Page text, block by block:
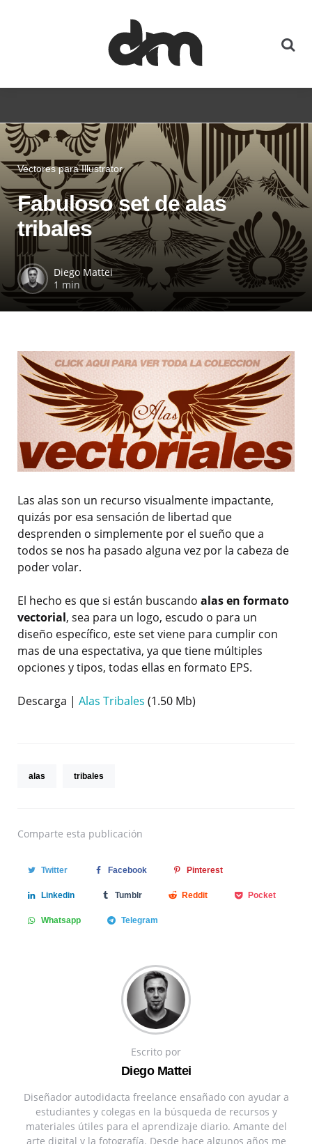
Vectores para Illustrator
Fabuloso set de alas
tribales
Diego Mattei
1 min
Las alas son un recurso visualmente impactante,
quizás por esa sensación de libertad que
desprenden o simplemente por el sueño que a
todos se nos ha pasado alguna vez por la cabeza de
poder volar.
El hecho es que si están buscando alas en formato
vectorial, sea para un logo, escudo o para un
diseño específico, este set viene para cumplir con
mas de una espectativa, ya que tiene múltiples
opciones y tipos, todas ellas en formato EPS.
Descarga | Alas Tribales (1.50 Mb)
alas tribales
Comparte esta publicación
Twitter Facebook Pinterest
Linkedin Tumblr Reddit Pocket
Whatsapp Telegram
Escrito por
Diego Mattei
Diseñador autodidacta freelance ensañado con ayudar a
estudiantes y colegas en la búsqueda de recursos y
materiales útiles para el aprendizaje diario. Amante del
arte digital y la fotografía. Desde hace algunos años me